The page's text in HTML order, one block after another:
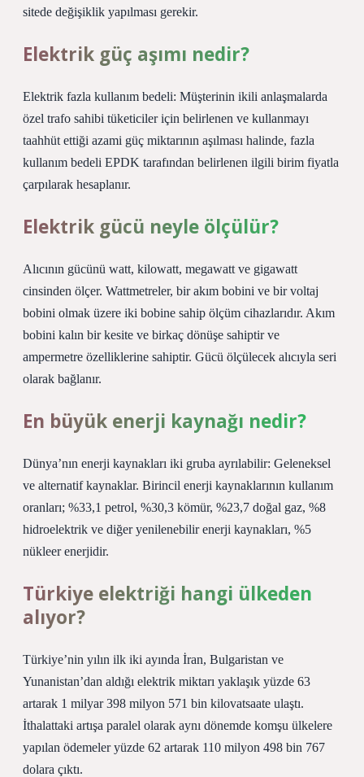
sitede değişiklik yapılması gerekir.
Elektrik güç aşımı nedir?
Elektrik fazla kullanım bedeli: Müşterinin ikili anlaşmalarda
özel trafo sahibi tüketiciler için belirlenen ve kullanmayı
taahhüt ettiği azami güç miktarının aşılması halinde, fazla
kullanım bedeli EPDK tarafından belirlenen ilgili birim fiyatla
çarpılarak hesaplanır.
Elektrik gücü neyle ölçülür?
Alıcının gücünü watt, kilowatt, megawatt ve gigawatt
cinsinden ölçer. Wattmetreler, bir akım bobini ve bir voltaj
bobini olmak üzere iki bobine sahip ölçüm cihazlarıdır. Akım
bobini kalın bir kesite ve birkaç dönüşe sahiptir ve
ampermetre özelliklerine sahiptir. Gücü ölçülecek alıcıyla seri
olarak bağlanır.
En büyük enerji kaynağı nedir?
Dünya’nın enerji kaynakları iki gruba ayrılabilir: Geleneksel
ve alternatif kaynaklar. Birincil enerji kaynaklarının kullanım
oranları; %33,1 petrol, %30,3 kömür, %23,7 doğal gaz, %8
hidroelektrik ve diğer yenilenebilir enerji kaynakları, %5
nükleer enerjidir.
Türkiye elektriği hangi ülkeden
alıyor?
Türkiye’nin yılın ilk iki ayında İran, Bulgaristan ve
Yunanistan’dan aldığı elektrik miktarı yaklaşık yüzde 63
artarak 1 milyar 398 milyon 571 bin kilovatsaate ulaştı.
İthalattaki artışa paralel olarak aynı dönemde komşu ülkelere
yapılan ödemeler yüzde 62 artarak 110 milyon 498 bin 767
dolara çıktı.